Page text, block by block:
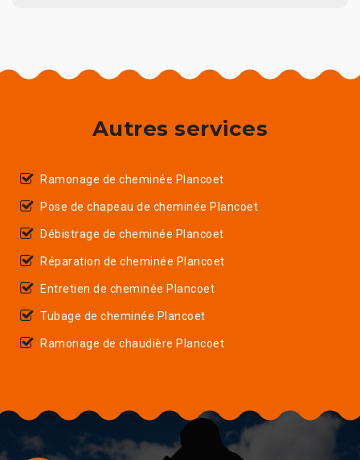
Autres services
Ramonage de cheminée Plancoet
Pose de chapeau de cheminée Plancoet
Débistrage de cheminée Plancoet
Réparation de cheminée Plancoet
Entretien de cheminée Plancoet
Tubage de cheminée Plancoet
Ramonage de chaudière Plancoet